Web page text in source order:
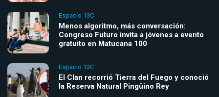
Espacio 13C
Menos algoritmo, más conversación:
Congreso Futuro invita a jóvenes a evento
gratuito en Matucana 100
Espacio 13C
El Clan recorrió Tierra del Fuego y conoció
la Reserva Natural Pingüino Rey